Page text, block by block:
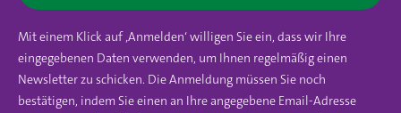
Mit einem Klick auf ‚Anmelden‘ willigen Sie ein, dass wir Ihre
eingegebenen Daten verwenden, um Ihnen regelmäßig einen
Newsletter zu schicken. Die Anmeldung müssen Sie noch
bestätigen, indem Sie einen an Ihre angegebene Email-Adresse